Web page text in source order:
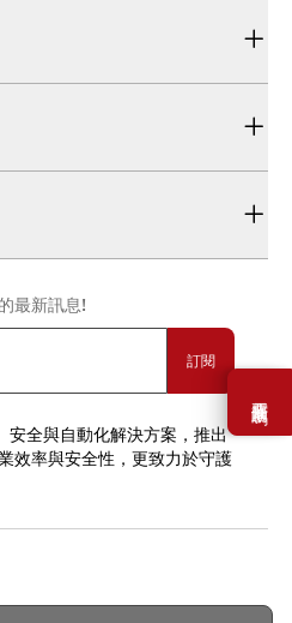
需要幫助嗎？
最新訊息!
訂閱
安全與自動化解決方案，推出
效率與安全性，更致力於守護